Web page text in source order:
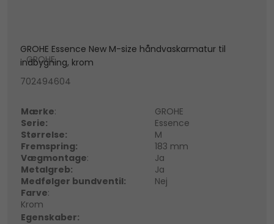
GROHE Essence New M-size håndvaskarmatur til
indbygning, krom
GROHE
702494604
Mærke:
GROHE
Serie:
Essence
Størrelse:
M
Fremspring:
183 mm
Vægmontage:
Ja
Metalgreb:
Ja
Medfølger bundventil:
Nej
Farve:
Krom
Egenskaber: